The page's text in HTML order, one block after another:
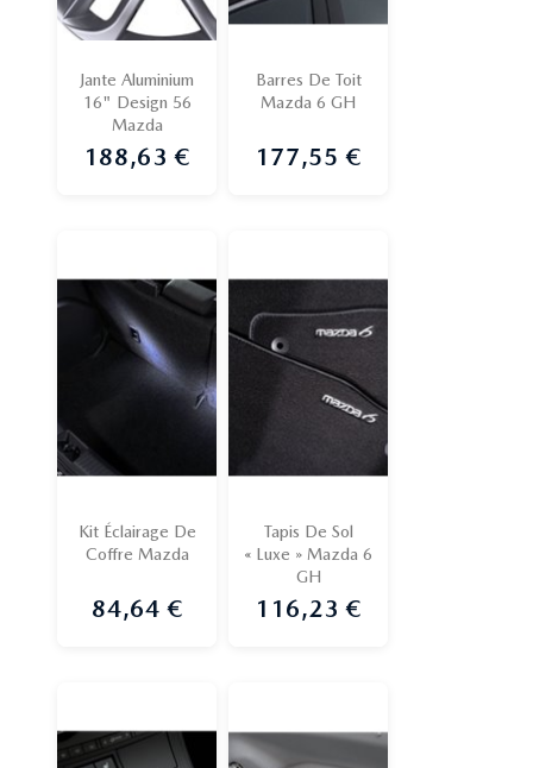
Jante Aluminium
16" Design 56
Mazda
Prix
188,63 €
Barres De Toit
Mazda 6 GH
Prix
177,55 €
Kit Éclairage De
Coffre Mazda
Prix
84,64 €
Tapis De Sol
« Luxe » Mazda 6
GH
Prix
116,23 €